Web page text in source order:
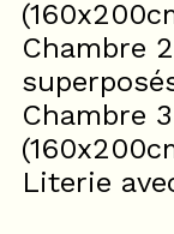
Chambre
Chambre
Literie